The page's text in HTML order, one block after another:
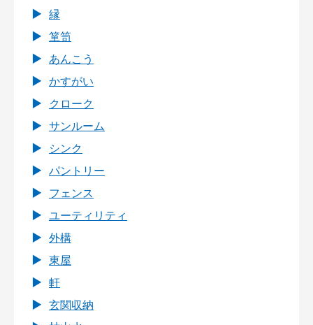
縁
箪笥
あんこう
かすがい
クローク
サンルーム
シンク
パントリー
フェンス
ユーティリティ
外構
東屋
軒
玄関収納